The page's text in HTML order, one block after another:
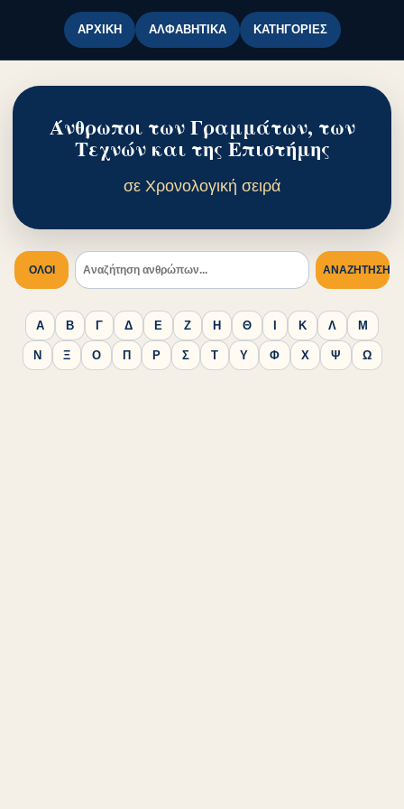
ΑΡΧΙΚΉ ΑΛΦΑΒΗΤΙΚΆ ΚΑΤΗΓΟΡΊΕΣ
Άνθρωποι των Γραμμάτων, των
Τεχνών και της Επιστήμης
σε Χρονολογική σειρά
ΟΛΟΙ ΑΝΑΖΉΤΗΣΗ
Α Β Γ Δ Ε Ζ Η Θ Κ Λ Μ
Ν Ξ Ο Π Ρ Σ Τ Υ Φ Χ Ψ Ω